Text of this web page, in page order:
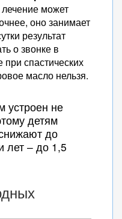
может
оно занимает
результат
о звонке в
спастических
масло нельзя.
устроен не
детям
до
лет – до 1,5